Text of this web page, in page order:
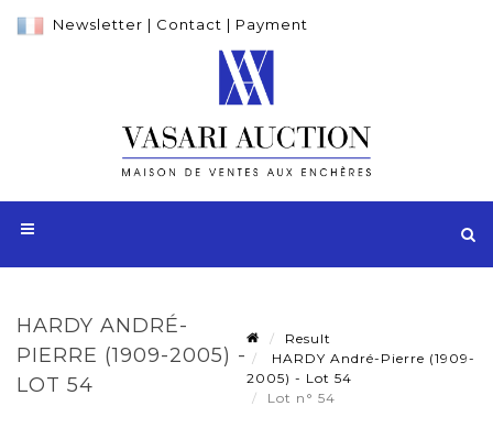
Newsletter | Contact | Payment
HARDY ANDRÉ-
PIERRE (1909-2005) -
LOT 54
Result
HARDY André-Pierre (1909-
2005) - Lot 54
Lot n° 54